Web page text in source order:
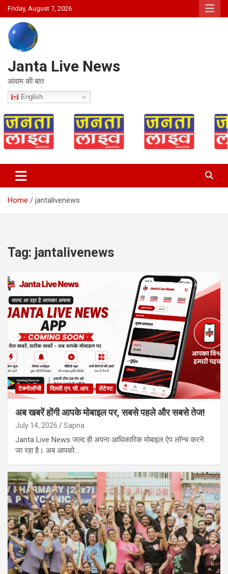
Skip
to
content
Friday, August 7, 2026
Janta Live News
आवाम की बात
English
Home jantalivenews
Tag: jantalivenews
टेक्नोलॉजी दिल्ली एन.सी.आर. लेटेस्ट
अब खबरें होंगी आपके मोबाइल पर, सबसे पहले और सबसे तेज!
July 14, 2026 Sapna
Janta Live News जल्द ही अपना आधिकारिक मोबाइल ऐप लॉन्च करने
जा रहा है। अब आपको…